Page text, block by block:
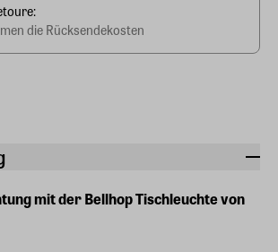
mit der Bellhop Tischleuchte von
die Rücksendekosten